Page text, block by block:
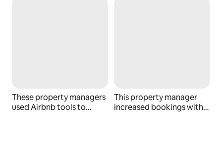
These property managers
used Airbnb tools to
This property manager
increased bookings with